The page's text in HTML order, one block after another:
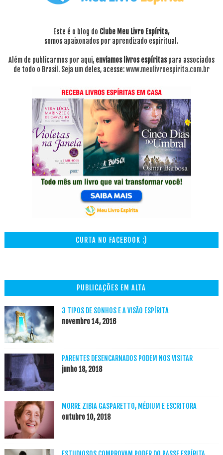
Este é o blog do Clube Meu Livro Espírita,
somos apaixonados por aprendizado espiritual.
Além de publicarmos por aqui, enviamos livros espíritaspara associados
de todo o Brasil. Seja um deles, acesse:www.meulivroespirita.com.br
CURTA NO FACEBOOK :)
PUBLICAÇÕES EM ALTA
3 TIPOS DE SONHOS E A VISÃO ESPÍRITA
novembro 14, 2016
PARENTES DESENCARNADOS PODEM NOS VISITAR
junho 18, 2018
MORRE ZIBIA GASPARETTO, MÉDIUM E ESCRITORA
outubro 10, 2018